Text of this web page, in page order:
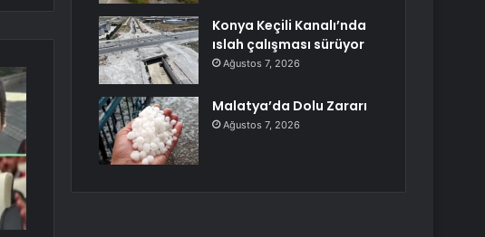
Konya Keçili Kanalı’nda
ıslah çalışması sürüyor
Ağustos 7, 2026
Malatya’da Dolu Zararı
Ağustos 7, 2026